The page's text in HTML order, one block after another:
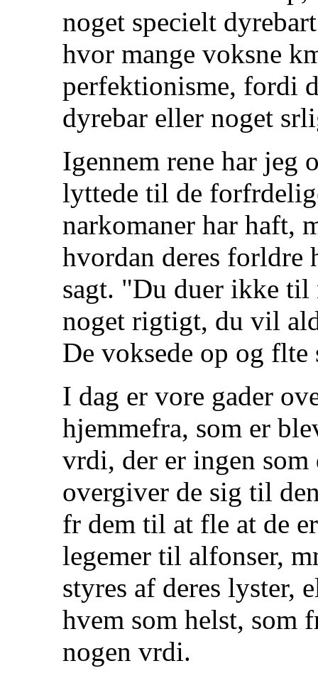
noget specielt
hvor mange voksne
perfektionisme, fordi
dyrebar eller noget
Igennem rene har jeg
lyttede til de
narkomaner har haft,
hvordan deres forldre
sagt. "Du duer ikke til
noget rigtigt, du vil
De voksede op og
I dag er vore gader
hjemmefra, som er
vrdi, der er ingen
overgiver de sig til
fr dem til at fle at de
legemer til alfonser,
styres af deres lyster,
hvem som helst, som
nogen vrdi.